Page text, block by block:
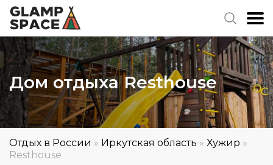
Дом отдыха Resthouse
Отдых в России » Иркутская область » Хужир »
Resthouse